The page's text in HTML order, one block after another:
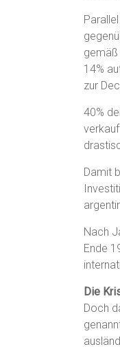
gemäß
14%
zur
40%
Damit
Nach
Ende
Die
Doch